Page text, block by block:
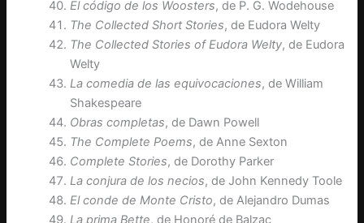
El código de los Woosters, de P. G. Wodehouse
The Collected Short Stories, de Eudora Welty
The Collected Stories of Eudora Welty, de Eudora
Welty
La comedia de las equivocaciones, de William
Shakespeare
Obras completas, de Dawn Powell
The Complete Poems, de Anne Sexton
Complete Stories, de Dorothy Parker
La conjura de los necios, de John Kennedy Toole
El conde de Monte Cristo, de Alejandro Dumas
La prima Bette, de Honoré de Balzac